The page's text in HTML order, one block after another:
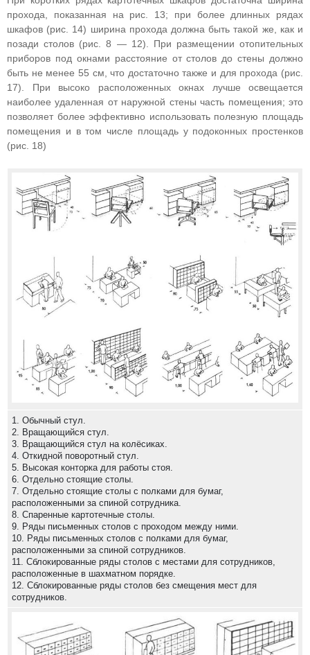
прохода, показанная на рис. 13; при более длинных рядах
шкафов (рис. 14) ширина прохода должна быть такой же, как и
позади столов (рис. 8 — 12). При размещении отопительных
приборов под окнами расстояние от столов до стены должно
быть не менее 55 см, что достаточно также и для прохода (рис.
17). При высоко расположенных окнах лучше освещается
наиболее удаленная от наружной стены часть помещения; это
позволяет более эффективно использовать полезную площадь
помещения и в том числе площадь у подоконных простенков
(рис. 18)
1. Обычный стул.
2. Вращающийся стул.
3. Вращающийся стул на колёсиках.
4. Откидной поворотный стул.
5. Высокая конторка для работы стоя.
6. Отдельно стоящие столы.
7. Отдельно стоящие столы с полками для бумаг,
расположенными за спиной сотрудника.
8. Спаренные картотечные столы.
9. Ряды письменных столов с проходом между ними.
10. Ряды письменных столов с полками для бумаг,
расположенными за спиной сотрудников.
11. Сблокированные ряды столов с местами для сотрудников,
расположенные в шахматном порядке.
12. Сблокированные ряды столов без смещения мест для
сотрудников.